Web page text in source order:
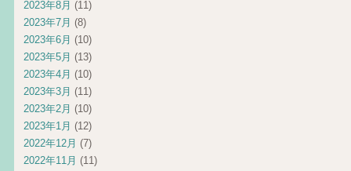
2023年8月 (11)
2023年7月 (8)
2023年6月 (10)
2023年5月 (13)
2023年4月 (10)
2023年3月 (11)
2023年2月 (10)
2023年1月 (12)
2022年12月 (7)
2022年11月 (11)